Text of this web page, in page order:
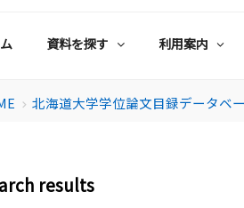
資料を探す 利用案内
chevron_right 北海道大学学位論文目録データベ
results